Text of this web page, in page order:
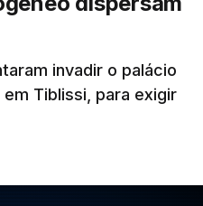
invadir o palácio
Tiblissi, para exigir